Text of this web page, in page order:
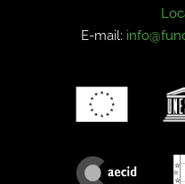
E-mail: